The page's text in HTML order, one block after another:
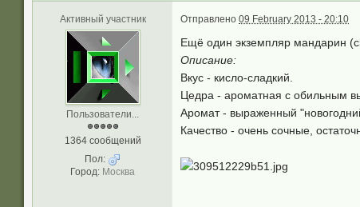
Активный участник
Пользователи...
1364 сообщений
Пол:
Город: Москва
Отправлено 09 February 2013 - 20:10
Ещё один экземпляр мандарин
Описание:
Вкус - кисло-сладкий.
Цедра - ароматная с обильным
Аромат - выраженный
Качество - очень сочные,